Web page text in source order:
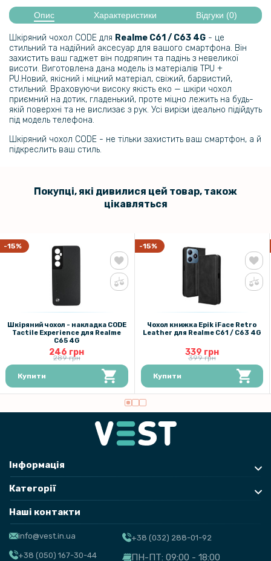
169 грн
Захисне скло Full Screen Tempered Glass для Realme C61 / C63 4G,
Black
159 грн
199 грн
Чохол - накладка Polished Carbon для Realme C61 / C63 4G
169 грн
Опис Характеристики Відгуки (0)
Шкіряний чохол CODE для Realme C61 / C63 4G - це
стильний та надійний аксесуар для вашого смартфона. Він
захистить ваш гаджет він подряпин та падінь з невеликої
висоти. Виготовлена дана модель із матеріалів TPU +
PU.Новий, якісний і міцний матеріал, свіжий, барвистий,
стильний. Враховуючи високу якість еко — шкіри чохол
приємний на дотик, гладенький, проте міцно лежить на будь-
якій поверхні та не вислизає з рук. Усі вирізи ідеально підійдуть
під модель телефона.
Шкіряний чохол CODE - не тільки захистить ваш смартфон, а й
підкреслить ваш стиль.
Покупці, які дивилися цей товар, також
цікавляться
-15%
Шкіряний чохол - накладка CODE
Tactile Experience для Realme
C65 4G
246 грн
289 грн
Купити
-15%
Чохол книжка Epik iFace Retro
Leather для Realme C61 / C63 4G
339 грн
399 грн
Купити
Інформація
Категорії
Наші контакти
info@vest.in.ua
+38 (050) 167-30-44
+38 (032) 288-01-92
ПН-ПТ: 09:00 - 18:00